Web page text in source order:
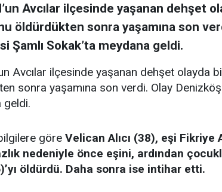
Avcılar ilçesinde yaşanan dehşet
öldürdükten sonra yaşamına son
Şamlı Sokak’ta meydana geldi.
Avcılar ilçesinde yaşanan dehşet olayda
sonra yaşamına son verdi. Olay
geldi.
göre Velican Alıcı (38), eşi Fikriye
nedeniyle önce eşini, ardından
öldürdü. Daha sonra ise intihar etti.